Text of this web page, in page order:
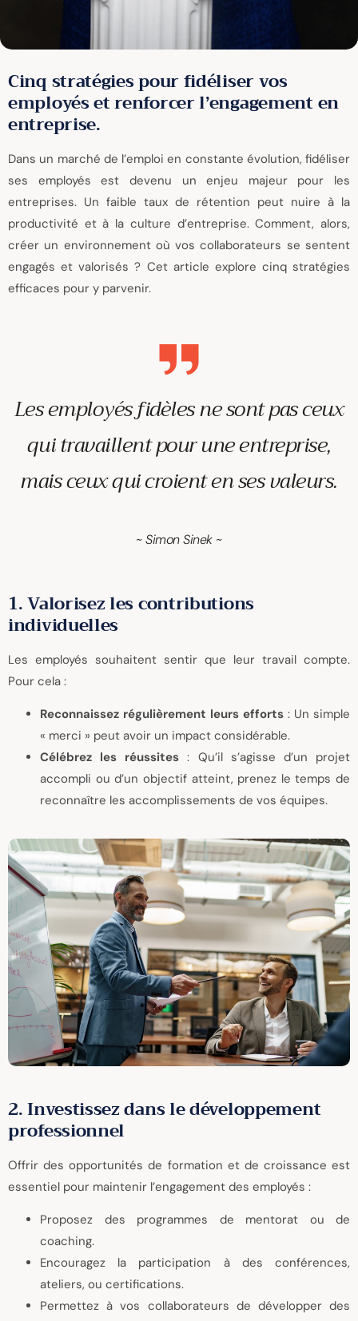
Cinq stratégies pour fidéliser vos
employés et renforcer l’engagement en
entreprise.
Dans un marché de l’emploi en constante évolution, fidéliser
ses employés est devenu un enjeu majeur pour les
entreprises. Un faible taux de rétention peut nuire à la
productivité et à la culture d’entreprise. Comment, alors,
créer un environnement où vos collaborateurs se sentent
engagés et valorisés ? Cet article explore cinq stratégies
efficaces pour y parvenir.
~ Simon Sinek ~
Les employés fidèles ne sont pas ceux
qui travaillent pour une entreprise,
mais ceux qui croient en ses valeurs.
1. Valorisez les contributions
individuelles
Les employés souhaitent sentir que leur travail compte.
Pour cela :
Reconnaissez régulièrement leurs efforts : Un simple
« merci » peut avoir un impact considérable.
Célébrez les réussites : Qu’il s’agisse d’un projet
accompli ou d’un objectif atteint, prenez le temps de
reconnaître les accomplissements de vos équipes.
2. Investissez dans le développement
professionnel
Offrir des opportunités de formation et de croissance est
essentiel pour maintenir l’engagement des employés :
Proposez des programmes de mentorat ou de
coaching.
Encouragez la participation à des conférences,
ateliers, ou certifications.
Permettez à vos collaborateurs de développer des